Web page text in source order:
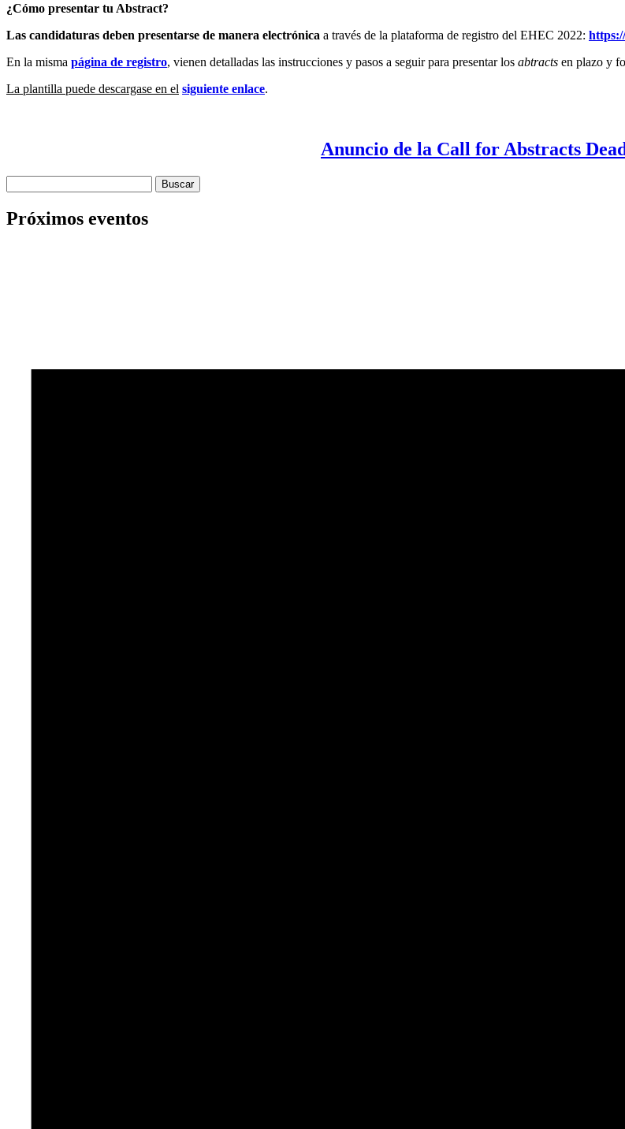
¿Cómo presentar tu Abstract?
Las candidaturas deben presentarse de manera electrónica a través de la plataforma de registro del EHEC 2022:
En la misma página de registro, vienen detalladas las instrucciones y pasos a seguir para presentar los abtracts en plazo y
La plantilla puede descargase en el siguiente enlace.
Anuncio de la Call for Abstracts
Próximos eventos